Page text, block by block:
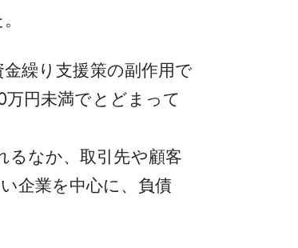
繰り支援策の副作用で
円未満でとどまって
るなか、取引先や顧客
企業を中心に、負債